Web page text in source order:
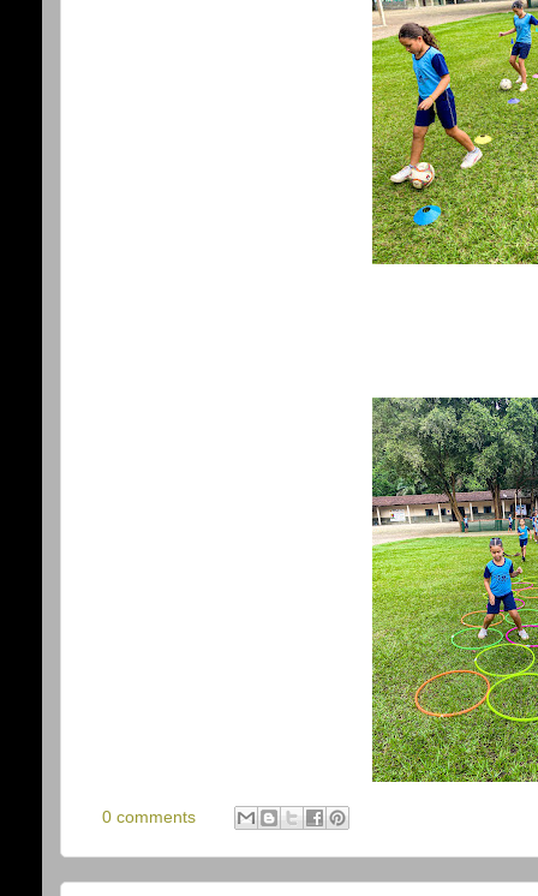
0 comments